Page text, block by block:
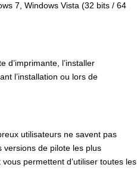
7, Windows Vista (32 bits / 64
d’imprimante, l’installer
l’installation ou lors de
utilisateurs ne savent pas
versions de pilote les plus
permettent d’utiliser toutes les